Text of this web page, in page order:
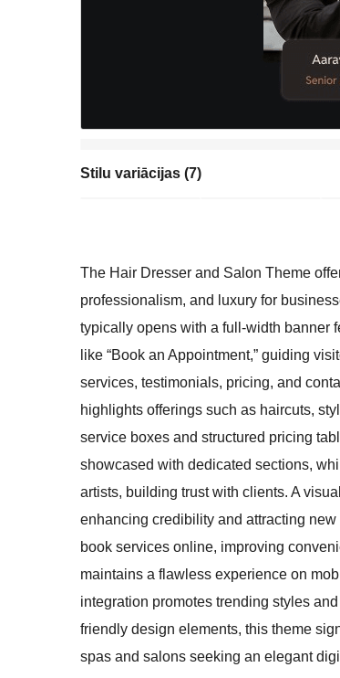
Stilu variācijas (7)
The Hair Dresser and Salon Theme
professionalism, and luxury for
typically opens with a full-width banner
like “Book an Appointment,” guiding
services, testimonials, pricing, and
highlights offerings such as haircuts,
service boxes and structured pricing
showcased with dedicated sections,
artists, building trust with clients. A
enhancing credibility and attracting
book services online, improving
maintains a flawless experience on
integration promotes trending styles
friendly design elements, this theme
spas and salons seeking an elegant